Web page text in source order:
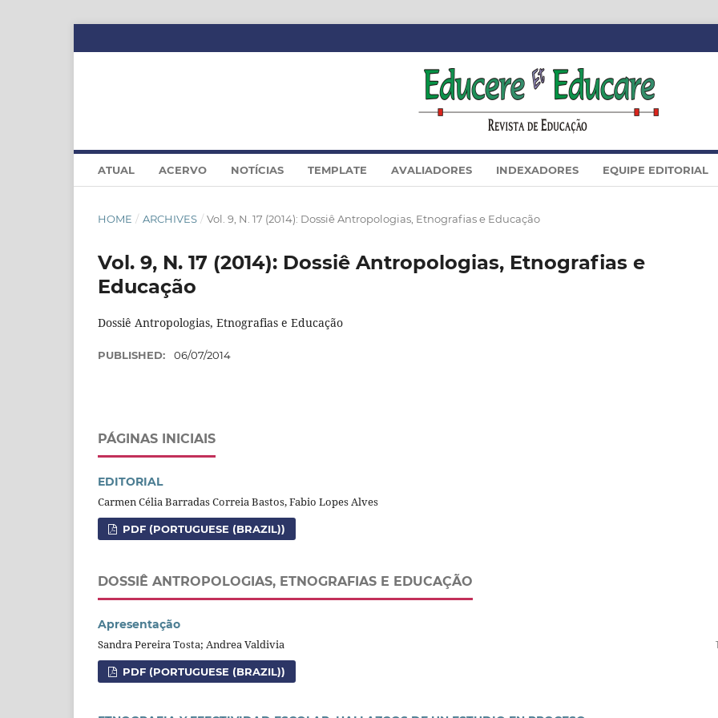
ATUAL ACERVO NOTÍCIAS TEMPLATE AVALIADORES INDEXADORES EQUIPE EDITORIAL
HOME / ARCHIVES / Vol. 9, N. 17 (2014): Dossiê Antropologias, Etnografias e Educação
Vol. 9, N. 17 (2014): Dossiê Antropologias, Etnografias e
Educação
Dossiê Antropologias, Etnografias e Educação
PUBLISHED: 06/07/2014
PÁGINAS INICIAIS
EDITORIAL
Carmen Célia Barradas Correia Bastos, Fabio Lopes Alves
PDF (PORTUGUESE (BRAZIL))
DOSSIÊ ANTROPOLOGIAS, ETNOGRAFIAS E EDUCAÇÃO
Apresentação
Sandra Pereira Tosta; Andrea Valdivia
PDF (PORTUGUESE (BRAZIL))